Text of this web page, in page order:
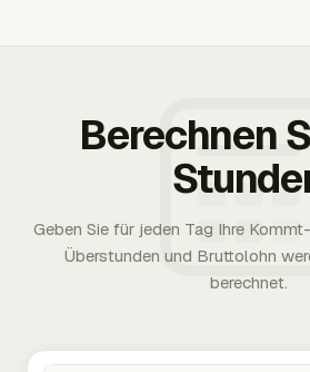
Berechnen
Geben Sie für jeden Tag Ihre
Überstunden und Bruttolohn
berechnet.